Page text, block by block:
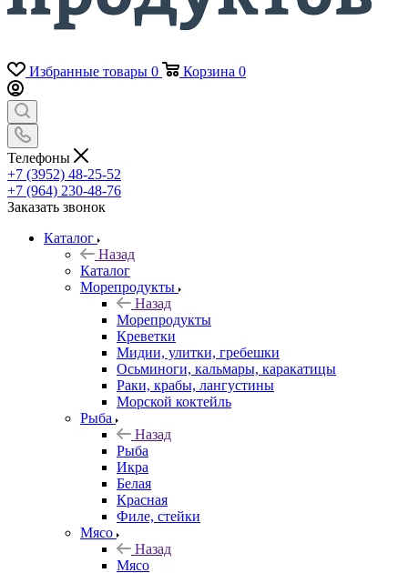
Избранные товары 0 Корзина 0
Телефоны
+7 (3952) 48-25-52
+7 (964) 230-48-76
Заказать звонок
Каталог
Назад
Каталог
Морепродукты
Назад
Морепродукты
Креветки
Мидии, улитки, гребешки
Осьминоги, кальмары, каракатицы
Раки, крабы, лангустины
Морской коктейль
Рыба
Назад
Рыба
Икра
Белая
Красная
Филе, стейки
Мясо
Назад
Мясо